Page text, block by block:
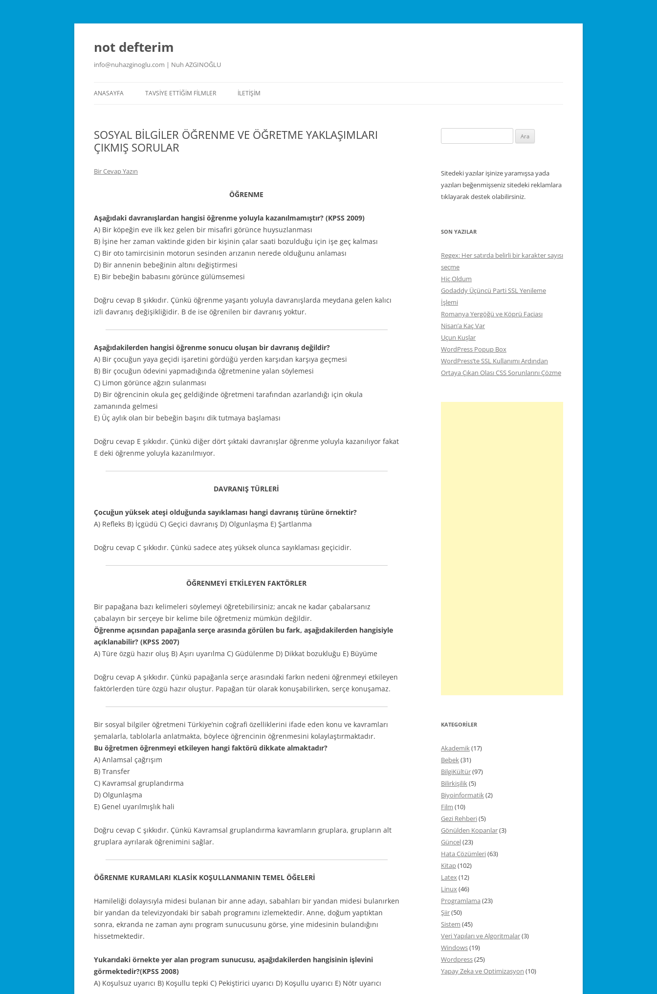
İçeriğe
not defterim
info@nuhazginoglu.com | Nuh AZGINOĞLU
ANASAYFA TAVSIYE ETTIĞIM FILMLER İLETIŞIM
SOSYAL BİLGİLER ÖĞRENME VE ÖĞRETME YAKLAŞIMLARI
ÇIKMIŞ SORULAR
Bir Cevap Yazın
ÖĞRENME
Aşağıdaki davranışlardan hangisi öğrenme yoluyla kazanılmamıştır? (KPSS 2009)
A) Bir köpeğin eve ilk kez gelen bir misafiri görünce huysuzlanması
B) İşine her zaman vaktinde giden bir kişinin çalar saati bozulduğu için işe geç kalması
C) Bir oto tamircisinin motorun sesinden arızanın nerede olduğunu anlaması
D) Bir annenin bebeğinin altını değiştirmesi
E) Bir bebeğin babasını görünce gülümsemesi
Doğru cevap B şıkkıdır. Çünkü öğrenme yaşantı yoluyla davranışlarda meydana gelen kalıcı
izli davranış değişikliğidir. B de ise öğrenilen bir davranış yoktur.
Aşağıdakilerden hangisi öğrenme sonucu oluşan bir davranış değildir?
A) Bir çocuğun yaya geçidi işaretini gördüğü yerden karşıdan karşıya geçmesi
B) Bir çocuğun ödevini yapmadığında öğretmenine yalan söylemesi
C) Limon görünce ağzın sulanması
D) Bir öğrencinin okula geç geldiğinde öğretmeni tarafından azarlandığı için okula
zamanında gelmesi
E) Üç aylık olan bir bebeğin başını dik tutmaya başlaması
Doğru cevap E şıkkıdır. Çünkü diğer dört şıktaki davranışlar öğrenme yoluyla kazanılıyor fakat
E deki öğrenme yoluyla kazanılmıyor.
DAVRANIŞ TÜRLERİ
Çocuğun yüksek ateşi olduğunda sayıklaması hangi davranış türüne örnektir?
A) Refleks B) İçgüdü C) Geçici davranış D) Olgunlaşma E) Şartlanma
Doğru cevap C şıkkıdır. Çünkü sadece ateş yüksek olunca sayıklaması geçicidir.
ÖĞRENMEYİ ETKİLEYEN FAKTÖRLER
Bir papağana bazı kelimeleri söylemeyi öğretebilirsiniz; ancak ne kadar çabalarsanız
çabalayın bir serçeye bir kelime bile öğretmeniz mümkün değildir.
Öğrenme açısından papağanla serçe arasında görülen bu fark, aşağıdakilerden hangisiyle
açıklanabilir? (KPSS 2007)
A) Türe özgü hazır oluş B) Aşırı uyarılma C) Güdülenme D) Dikkat bozukluğu E) Büyüme
Doğru cevap A şıkkıdır. Çünkü papağanla serçe arasındaki farkın nedeni öğrenmeyi etkileyen
faktörlerden türe özgü hazır oluştur. Papağan tür olarak konuşabilirken, serçe konuşamaz.
Bir sosyal bilgiler öğretmeni Türkiye’nin coğrafi özelliklerini ifade eden konu ve kavramları
şemalarla, tablolarla anlatmakta, böylece öğrencinin öğrenmesini kolaylaştırmaktadır.
Bu öğretmen öğrenmeyi etkileyen hangi faktörü dikkate almaktadır?
A) Anlamsal çağrışım
B) Transfer
C) Kavramsal gruplandırma
D) Olgunlaşma
E) Genel uyarılmışlık hali
Doğru cevap C şıkkıdır. Çünkü Kavramsal gruplandırma kavramların gruplara, grupların alt
gruplara ayrılarak öğrenimini sağlar.
ÖĞRENME KURAMLARI KLASİK KOŞULLANMANIN TEMEL ÖĞELERİ
Hamileliği dolayısıyla midesi bulanan bir anne adayı, sabahları bir yandan midesi bulanırken
bir yandan da televizyondaki bir sabah programını izlemektedir. Anne, doğum yaptıktan
sonra, ekranda ne zaman aynı program sunucusunu görse, yine midesinin bulandığını
hissetmektedir.
Yukarıdaki örnekte yer alan program sunucusu, aşağıdakilerden hangisinin işlevini
görmektedir?(KPSS 2008)
A) Koşulsuz uyarıcı B) Koşullu tepki C) Pekiştirici uyarıcı D) Koşullu uyarıcı E) Nötr uyarıcı
Sitedeki yazılar işinize yaramışsa yada
yazıları beğenmişseniz sitedeki reklamlara
tıklayarak destek olabilirsiniz.
SON YAZILAR
Regex: Her satırda belirli bir karakter sayısı
seçme
Hiç Oldum
Godaddy Üçüncü Parti SSL Yenileme
İşlemi
Romanya Yergöğü ve Köprü Faciası
Nisan’a Kaç Var
Uçun Kuşlar
WordPress Popup Box
WordPress’te SSL Kullanımı Ardından
Ortaya Çıkan Olası CSS Sorunlarını Çözme
KATEGORILER
Akademik(17)
Bebek(31)
BilgiKültür(97)
Bilirkişilik(5)
Biyoinformatik(2)
Film (10)
Gezi Rehberi(5)
Gönülden Kopanlar(3)
Güncel(23)
Hata Çözümleri(63)
Kitap(102)
Latex(12)
Linux(46)
Programlama (23)
Şiir(50)
Sistem (45)
Veri Yapıları ve Algoritmalar(3)
Windows(19)
Wordpress(25)
Yapay Zeka ve Optimizasyon (10)